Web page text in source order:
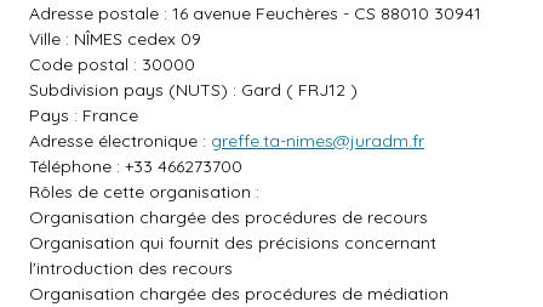
Adresse postale : 16 avenue Feuchères - CS 88010 30941
Ville : NÎMES cedex 09
Code postal : 30000
Subdivision pays (NUTS) : Gard ( FRJ12 )
Pays : France
Adresse électronique : greffe.ta-nimes@juradm.fr
Téléphone : +33 466273700
Rôles de cette organisation :
Organisation chargée des procédures de recours
Organisation qui fournit des précisions concernant
l'introduction des recours
Organisation chargée des procédures de médiation